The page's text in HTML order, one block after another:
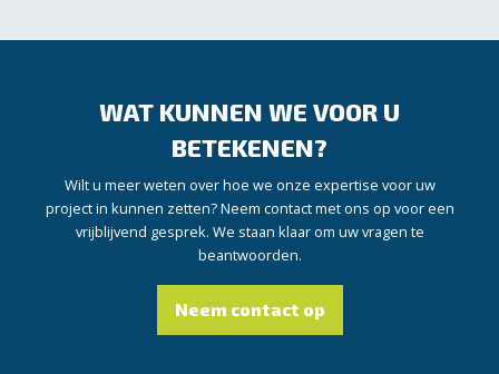
WAT KUNNEN WE VOOR U
BETEKENEN?
Wilt u meer weten over hoe we onze expertise voor uw
project in kunnen zetten? Neem contact met ons op voor een
vrijblijvend gesprek. We staan klaar om uw vragen te
beantwoorden.
Neem contact op